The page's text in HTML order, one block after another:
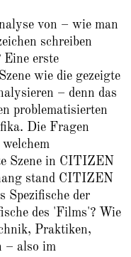
von – wie man
schreiben
erste
wie die gezeigte
– denn das
problematisierten
Die Fragen
Szene in CITIZEN
stand CITIZEN
Spezifische der
des 'Films'? Wie
Praktiken,
– also im